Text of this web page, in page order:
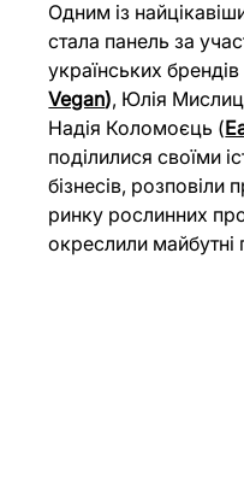
Одним із
стала панель за
українських
Vegan), Юлія
Надія Коломоєць (
поділилися своїми
бізнесів, розповіли
ринку рослинних
окреслили майбутні